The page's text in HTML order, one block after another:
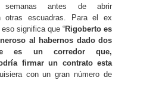
antes de abrir
otras escuadras. Para el ex
significa que “Rigoberto es
al habernos dado dos
es un corredor que,
firmar un contrato esta
con un gran número de